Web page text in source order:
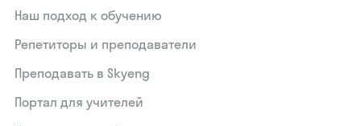
Наш подход к обучению
Репетиторы и преподаватели
Преподавать в Skyeng
Портал для учителей